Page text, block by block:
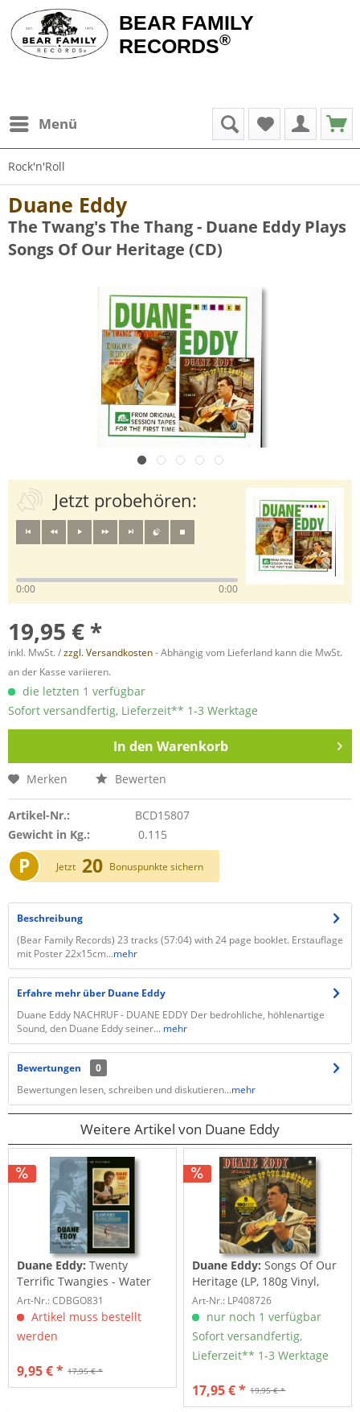
BEAR FAMILY
RECORDS®
Menü
Rock'n'Roll
Duane Eddy
The Twang's The Thang - Duane Eddy Plays
Songs Of Our Heritage (CD)
Jetzt probehören:
0:00 0:00
19,95 € *
inkl. MwSt. /zzgl. Versandkosten- Abhängig vom Lieferland kann die MwSt.
an der Kasse variieren.
die letzten 1 verfügbar
Sofort versandfertig, Lieferzeit** 1-3 Werktage
In den Warenkorb
Merken Bewerten
Artikel-Nr.:
BCD15807
Gewicht in Kg.:
0.115
P Jetzt 20 Bonuspunkte sichern
Beschreibung
(Bear Family Records) 23 tracks (57:04) with 24 page booklet. Erstauflage
mit Poster 22x15cm...mehr
Erfahre mehr über Duane Eddy
Duane Eddy NACHRUF - DUANE EDDY Der bedrohliche, höhlenartige
Sound, den Duane Eddy seiner... mehr
Bewertungen
0
Bewertungen lesen, schreiben und diskutieren...mehr
Weitere Artikel von Duane Eddy
Duane Eddy: Twenty
Terrific Twangies - Water
Skiing (CD)
Art-Nr.: CDBGO831
Artikel muss bestellt
werden
17,95 € *
9,95 € *
Duane Eddy: Songs Of Our
Heritage (LP, 180g Vinyl,
Ltd.)
Art-Nr.: LP408726
nur noch 1 verfügbar
Sofort versandfertig,
Lieferzeit** 1-3 Werktage
19,95 € *
17,95 € *